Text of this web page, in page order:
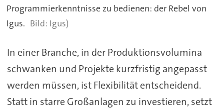
Programmierkenntnisse zu bedienen: der Rebel von
Igus.
Igus)
In einer Branche, in der Produktionsvolumina
schwanken und Projekte kurzfristig angepasst
werden müssen, ist Flexibilität entscheidend.
Statt in starre Großanlagen zu investieren, setzt